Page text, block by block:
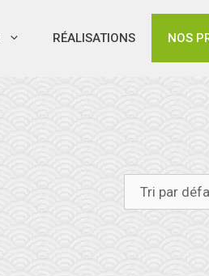
RÉALISATIONS NOS